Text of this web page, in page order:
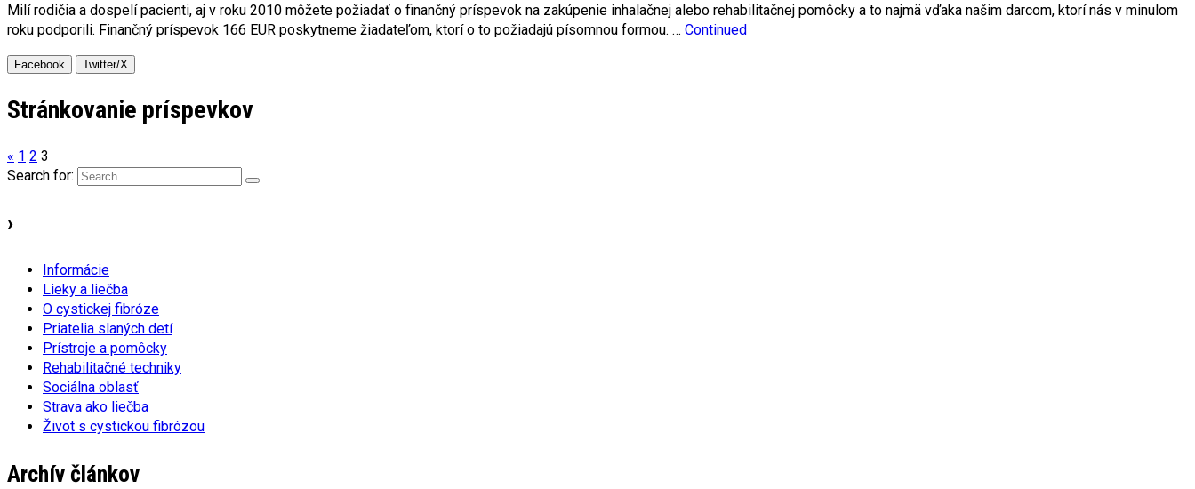
Milí rodičia a dospelí pacienti, aj v roku 2010 môžete požiadať o finančný príspevok na zakúpenie inhalačnej alebo rehabilitačnej pomôcky a to najmä vďaka našim darcom, ktorí nás v minulom
roku podporili. Finančný príspevok 166 EUR poskytneme žiadateľom, ktorí o to požiadajú písomnou formou. … Continued
Facebook Twitter/X
Stránkovanie príspevkov
« 1 2 3
Search for:
›
Informácie
Lieky a liečba
O cystickej fibróze
Priatelia slaných detí
Prístroje a pomôcky
Rehabilitačné techniky
Sociálna oblasť
Strava ako liečba
Život s cystickou fibrózou
Archív článkov